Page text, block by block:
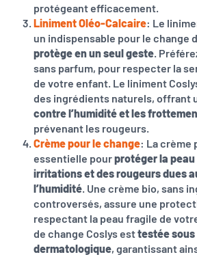
protégeant efficacement.
Liniment Oléo-Calcaire: Le
un indispensable pour le change
protège en un seul geste .
sans parfum, pour respecter la
de votre enfant. Le liniment
des ingrédients naturels, offrant
contre l’humidité et les
prévenant les rougeurs.
Crème pour le change: La crème
essentielle pourprotéger la peau
irritations et des rougeurs dues
l’humidité . Une crème bio, sans
controversés, assure une
respectant la peau fragile de
de change Coslys esttestée
dermatologique, garantissant